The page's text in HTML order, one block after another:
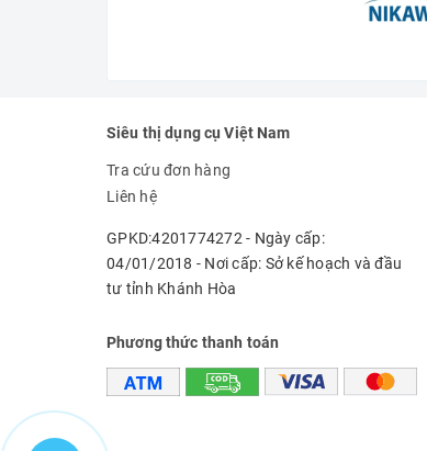
Siêu thị dụng cụ Việt Nam
Tra cứu đơn hàng
Liên hệ
GPKD:4201774272 - Ngày cấp:
04/01/2018 - Nơi cấp: Sở kế hoạch và đầu
tư tỉnh Khánh Hòa
Phương thức thanh toán